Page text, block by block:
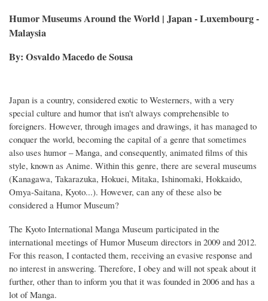
Humor Museums Around the World | Japan - Luxembourg -
Malaysia
By: Osvaldo Macedo de Sousa
Japan is a country, considered exotic to Westerners, with a very
special culture and humor that isn't always comprehensible to
foreigners. However, through images and drawings, it has managed to
conquer the world, becoming the capital of a genre that sometimes
also uses humor – Manga, and consequently, animated films of this
style, known as Anime. Within this genre, there are several museums
(Kanagawa, Takarazuka, Hokuei, Mitaka, Ishinomaki, Hokkaido,
Omya-Saitana, Kyoto...). However, can any of these also be
considered a Humor Museum?
The Kyoto International Manga Museum participated in the
international meetings of Humor Museum directors in 2009 and 2012.
For this reason, I contacted them, receiving an evasive response and
no interest in answering. Therefore, I obey and will not speak about it
further, other than to inform you that it was founded in 2006 and has a
lot of Manga.